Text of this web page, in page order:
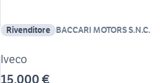
Rivenditore BACCARI MOTORS S.N.C.
Iveco
15.000 €